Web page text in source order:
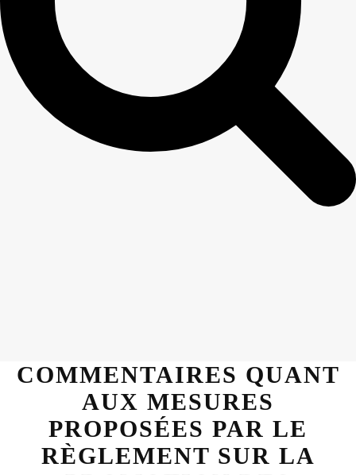
COMMENTAIRES QUANT
AUX MESURES
PROPOSÉES PAR LE
RÈGLEMENT SUR LA